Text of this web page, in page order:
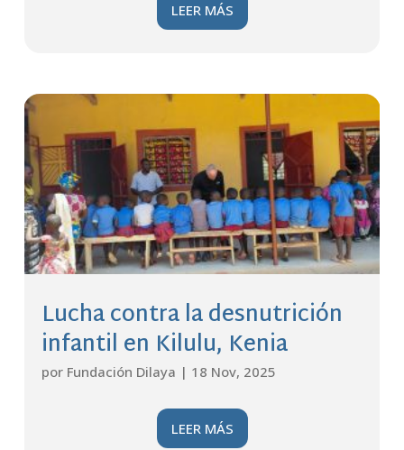
LEER MÁS
Lucha contra la desnutrición
infantil en Kilulu, Kenia
por Fundación Dilaya | 18 Nov, 2025
LEER MÁS